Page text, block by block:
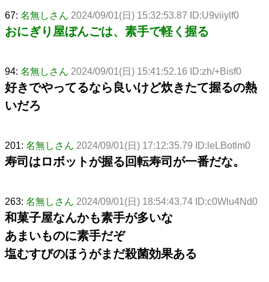
67: 名無しさん 2024/09/01(日) 15:32:53.87 ID:U9viiylf0
おにぎり屋ぼんごは、素手で軽く握る
94: 名無しさん 2024/09/01(日) 15:41:52.16 ID:zh/+Bisf0
好きでやってるなら良いけど炊きたて握るの熱
いだろ
201: 名無しさん 2024/09/01(日) 17:12:35.79 ID:leLBotlm0
寿司はロボットが握る回転寿司が一番だな。
263: 名無しさん 2024/09/01(日) 18:54:43.74 ID:c0Wlu4Nd0
和菓子屋なんかも素手が多いな
あまいものに素手だぞ
塩むすびのほうがまだ殺菌効果ある